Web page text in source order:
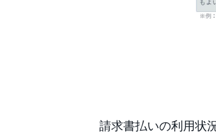
請求書払いの利用状